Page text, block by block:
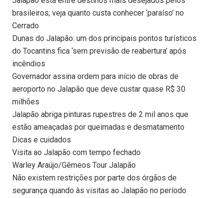
brasileiros; veja quanto custa conhecer ‘paraíso’ no
Cerrado
Dunas do Jalapão: um dos principais pontos turísticos
do Tocantins fica ‘sem previsão de reabertura’ após
incêndios
Governador assina ordem para início de obras de
aeroporto no Jalapão que deve custar quase R$ 30
milhões
Jalapão abriga pinturas rupestres de 2 mil anos que
estão ameaçadas por queimadas e desmatamento
Dicas e cuidados
Visita ao Jalapão com tempo fechado
Warley Araújo/Gêmeos Tour Jalapão
Não existem restrições por parte dos órgãos de
segurança quando às visitas ao Jalapão no período